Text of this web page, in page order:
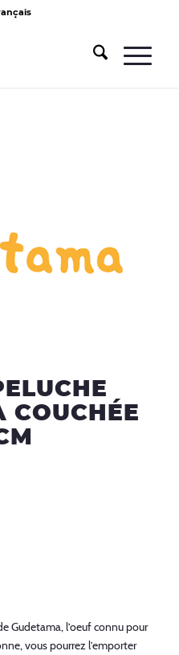
COUCHÉE
Gudetama, l’oeuf connu pour
vous pourrez l’emporter